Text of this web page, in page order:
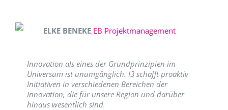
ELKE BENEKE,EB Projektmanagement
Innovation als eines der Grundprinzipien im
Universum ist unumgänglich. I3 schafft proaktiv
Initiativen in verschiedenen Bereichen der
Innovation, die für unsere Region und darüber
hinaus wesentlich sind.